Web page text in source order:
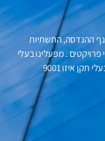
ההנדסה, התשתיות
. מפעלינו בעלי
איזו 9001